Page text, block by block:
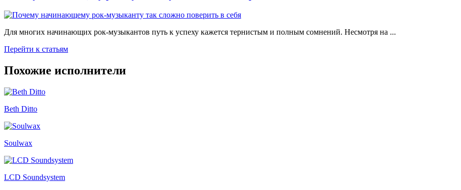
Для многих начинающих рок-музыкантов путь к успеху кажется тернистым и полным сомнений. Несмотря на ...
Перейти к статьям
Похожие исполнители
Beth Ditto
Soulwax
LCD Soundsystem